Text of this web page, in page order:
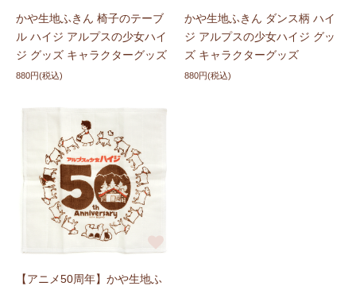
かや生地ふきん 椅子のテーブ
ル ハイジ アルプスの少女ハイ
ジ グッズ キャラクターグッズ
880円(税込)
かや生地ふきん ダンス柄 ハイ
ジ アルプスの少女ハイジ グッ
ズ キャラクターグッズ
880円(税込)
【アニメ50周年】かや生地ふ